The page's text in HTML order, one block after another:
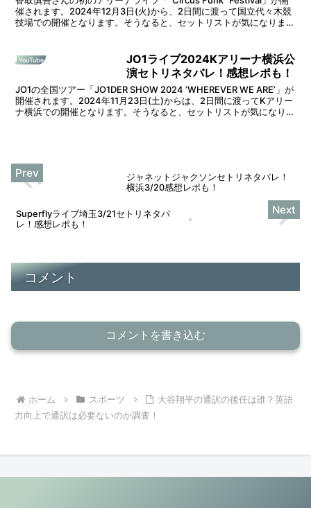
催されます。2024年12月3日(火)から、2日間に渡って国立代々木競
技場での開催となります。そうなると、セットリストが気になります
YouTube
JO1ライブ2024Kアリーナ横浜公
演セトリネタバレ！感想レポも！
JO1の全国ツアー「JO1DER SHOW 2024 ’WHEREVER WE ARE’」が
開催されます。2024年11月23日(土)からは、2日間に渡ってKアリー
ナ横浜での開催となります。そうなると、セットリストが気になりま
ジャネットジャクソンセトリネタバレ！
横浜3/20感想レポも！
Superflyライブ埼玉3/21セトリネタバ
レ！感想レポも！
コメント
コメントを書き込む
ホーム スポーツ
大谷翔平の通訳の後任は誰？英語
力向上で通訳は必要ないのか調査！